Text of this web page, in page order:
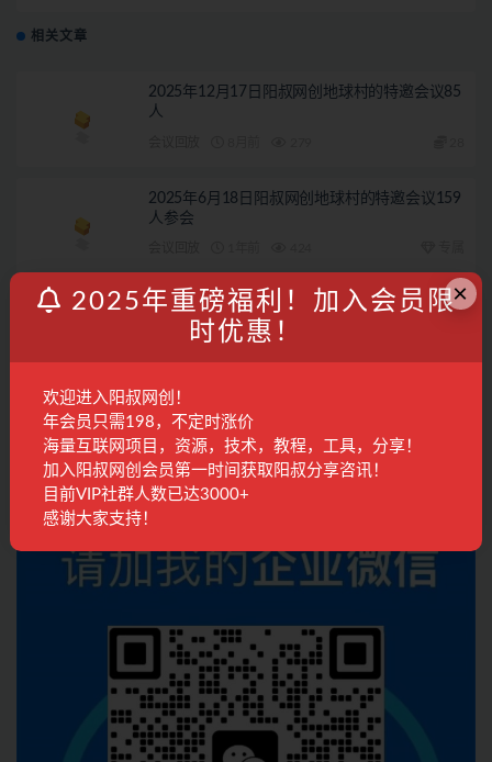
相关文章
2025年12月17日阳叔网创地球村的特邀会议85
人
2025年6月18日阳叔网创地球村的特邀会议159
人参会
5月8日阳叔网创地球村的特邀会议473人参会
2026年07月29日阳叔网创地球村的特邀会议
会议回放 1周前 387
联系客服
×
2025年重磅福利！加入会员限
时优惠！
欢迎进入阳叔网创！
年会员只需198，不定时涨价
海量互联网项目，资源，技术，教程，工具，分享！
加入阳叔网创会员第一时间获取阳叔分享咨讯！
目前VIP社群人数已达3000+
感谢大家支持！